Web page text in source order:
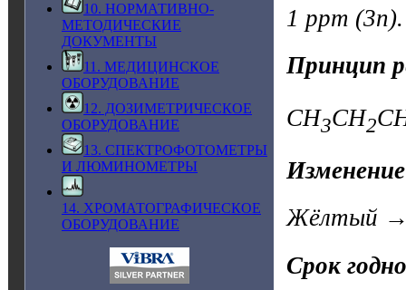
10. НОРМАТИВНО-
МЕТОДИЧЕСКИЕ
ДОКУМЕНТЫ
11. МЕДИЦИНСКОЕ
ОБОРУДОВАНИЕ
12. ДОЗИМЕТРИЧЕСКОЕ
ОБОРУДОВАНИЕ
13. СПЕКТРОФОТОМЕТРЫ
И ЛЮМИНОМЕТРЫ
14. ХРОМАТОГРАФИЧЕСКОЕ
ОБОРУДОВАНИЕ
1 ppm (3n).
Принцип
CH3CH2
Жёлтый →
Срок